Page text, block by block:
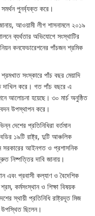
পুনর্ব্যক্ত করে।
আওয়ামী লীগ শাসনামলে ২০১৯
ব্যর্থতার অভিযোগে সংস্থাটির
কনফেডারেশনের পাঁচজন শ্রমিক
সংস্কারে পাঁচ বছর মেয়াদি
করে। গত পাঁচ বছরে এ
আলোচনা হয়েছে। ৩০ মার্চ অনুষ্ঠিত
উপস্থাপন করে।
দেশের প্রতিনিধিরা বর্তমান
১৯টি রাষ্ট্র, দুটি আঞ্চলিক
সরকারের আইনগত ও প্রশাসনিক
নিষ্পত্তির দাবি জানায়।
এবং প্রবাসী কল্যাণ ও বৈদেশিক
কর্মসংস্থান ও শিক্ষা বিষয়ক
স্থায়ী প্রতিনিধি রাষ্ট্রদূত মিজ
ছিলেন।